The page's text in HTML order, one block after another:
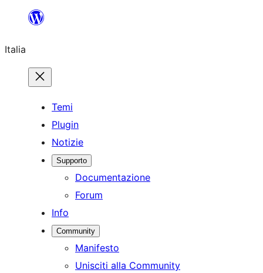
contenuto
Italia
Temi
Plugin
Notizie
Supporto
Documentazione
Forum
Info
Community
Manifesto
Unisciti alla Community